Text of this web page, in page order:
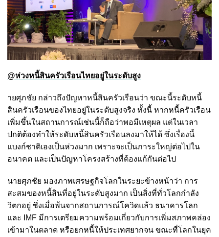
@ห่วงหนี้สินครัวเรือนไทยอยู่ในระดับสูง
ายศุภชัย กล่าวถึงปัญหาหนี้สินครัวเรือนว่า ขณะนี้ระดับหนี้
สินครัวเรือนของไทยอยู่ในระดับสูงจริง ทั้งนี้ หากหนี้ครัวเรือน
เพิ่มขึ้นในสถานการณ์เช่นนี้ก็ถือว่าพอมีเหตุผล แต่ในเวลา
ปกติต้องทำให้ระดับหนี้สินครัวเรือนลงมาให้ได้ ซึ่งเรื่องนี้
แบงก์ชาติเองเป็นห่วงมาก เพราะจะเป็นภาระใหญ่ต่อไปใน
อนาคต และเป็นปัญหาโครงสร้างที่ต้องแก้กันต่อไป
นายศุภชัย มองภาพเศรษฐกิจโลกในระยะข้างหน้าว่า การ
สะสมของหนี้สินที่อยู่ในระดับสูงมาก เป็นสิ่งที่ทั่วโลกกำลัง
วิตกอยู่ ซึ่งเมื่อพ้นจากสถานการณ์โควิดแล้ว ธนาคารโลก
และ IMF มีการเตรียมความพร้อมเกี่ยวกับการเพิ่มสภาพคล่อง
เข้ามาในตลาด หรือยกหนี้ให้ประเทศยากจน ขณะที่โลกในยุค